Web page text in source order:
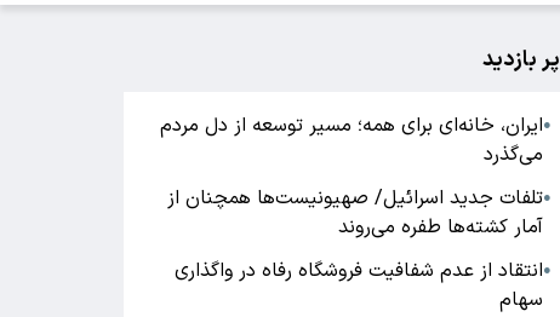
پر بازدید
●ایران، خانه‌ای برای همه؛ مسیر توسعه از دل مردم
می‌گذرد
●تلفات جدید اسرائیل/ صهیونیست‌ها همچنان از
آمار کشته‌ها طفره می‌روند
●انتقاد از عدم شفافیت فروشگاه رفاه در واگذاری
سهام